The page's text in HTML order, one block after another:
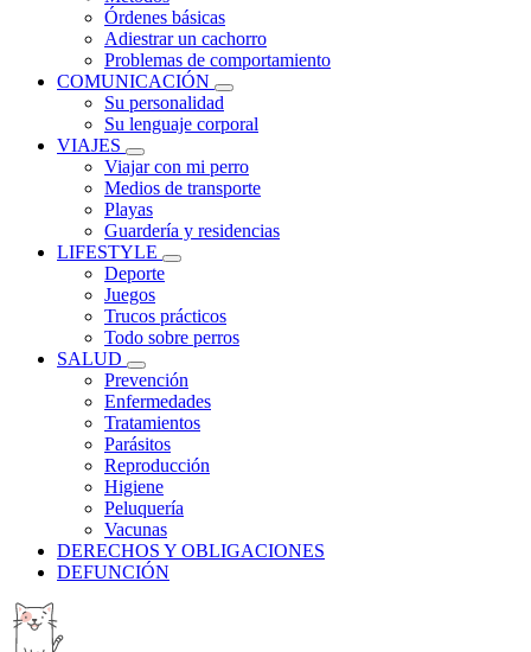
Órdenes básicas
Adiestrar un cachorro
Problemas de comportamiento
COMUNICACIÓN
Su personalidad
Su lenguaje corporal
VIAJES
Viajar con mi perro
Medios de transporte
Playas
Guardería y residencias
LIFESTYLE
Deporte
Juegos
Trucos prácticos
Todo sobre perros
SALUD
Prevención
Enfermedades
Tratamientos
Parásitos
Reproducción
Higiene
Peluquería
Vacunas
DERECHOS Y OBLIGACIONES
DEFUNCIÓN